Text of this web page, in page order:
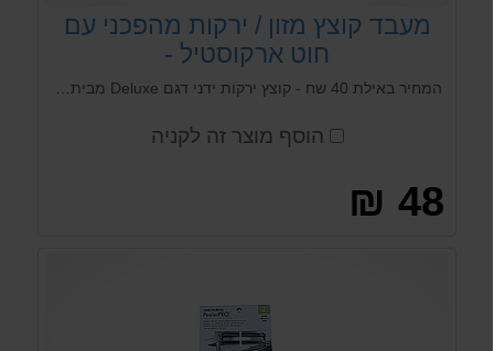
מעבד קוצץ מזון / ירקות מהפכני עם
חוט ארקוסטיל -
הוסף מוצר זה לקניה
48 ₪